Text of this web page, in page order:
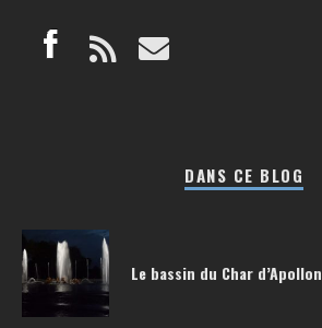
DANS CE BLOG
Le bassin du Char d’Apollon